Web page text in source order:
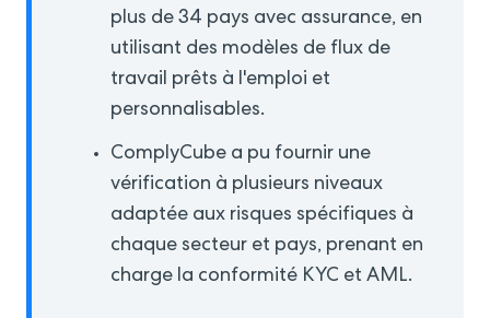
plus de 34 pays avec assurance, en
utilisant des modèles de flux de
travail prêts à l'emploi et
personnalisables.
ComplyCube a pu fournir une
vérification à plusieurs niveaux
adaptée aux risques spécifiques à
chaque secteur et pays, prenant en
charge la conformité KYC et AML.